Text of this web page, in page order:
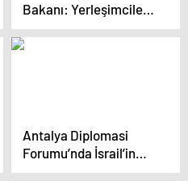
Bakanı: Yerleşimciler
yasa dışıdır, İsrail’e
dönmelidir
Antalya Diplomasi
Forumu’nda İsrail’in
Gazze’ye saldırıları ele